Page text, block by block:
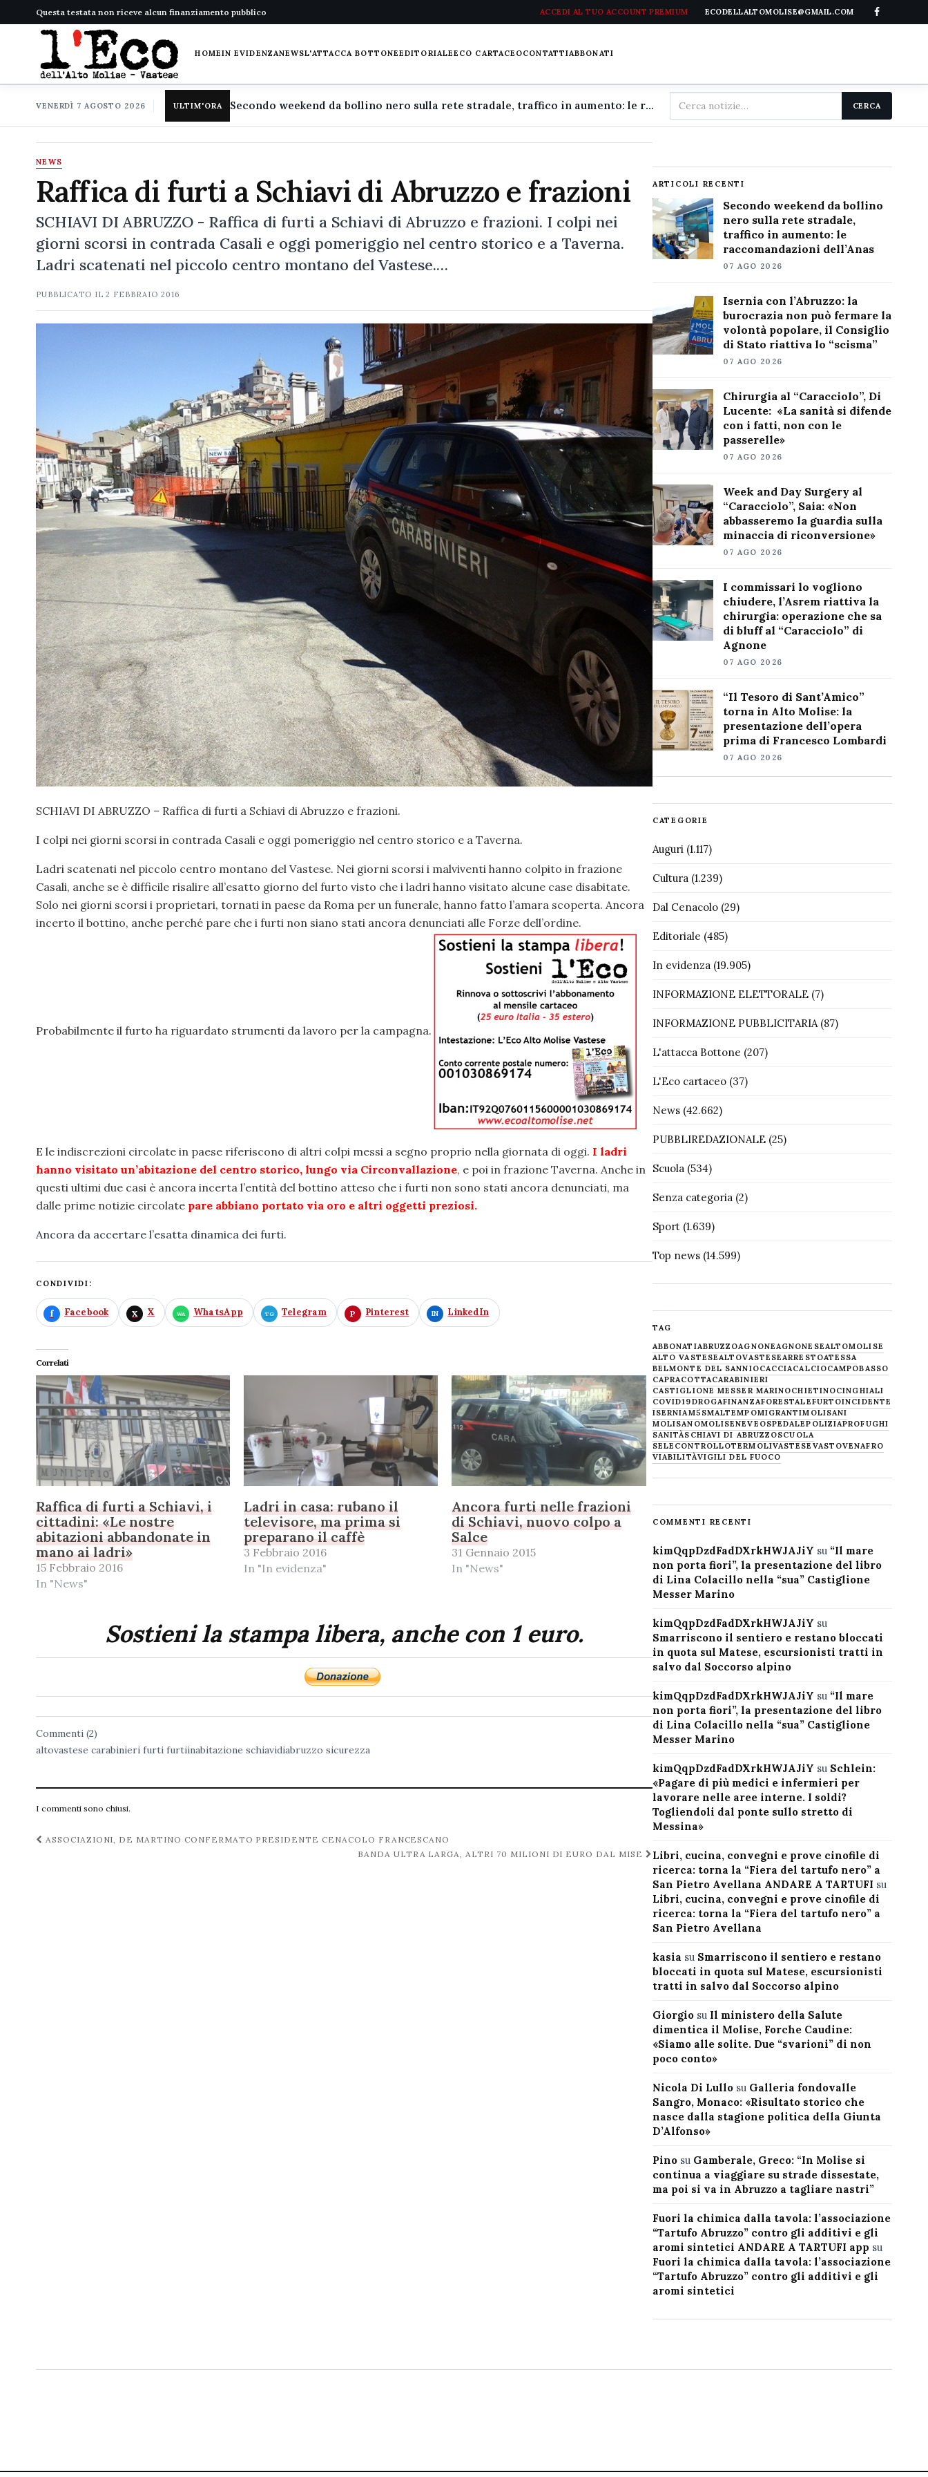
Questa testata non riceve alcun finanziamento pubblico ACCEDI AL TUO ACCOUNT PREMIUM ECODELLALTOMOLISE@GMAIL.COM
HOMEIN EVIDENZANEWSL'ATTACCA BOTTONEEDITORIALEECO CARTACEOCONTATTIABBONATI
VENERDÌ 7 AGOSTO 2026 ULTIM'ORA Secondo weekend da bollino nero sulla rete stradale, traffico in aumento: le raccomandazioni dell'Anas
Cerca
nel
CERCA
NEWS
Raffica di furti a Schiavi di Abruzzo e frazioni
SCHIAVI DI ABRUZZO - Raffica di furti a Schiavi di Abruzzo e frazioni. I colpi nei
giorni scorsi in contrada Casali e oggi pomeriggio nel centro storico e a Taverna.
Ladri scatenati nel piccolo centro montano del Vastese.…
PUBBLICATO IL2 FEBBRAIO 2016
SCHIAVI DI ABRUZZO – Raffica di furti a Schiavi di Abruzzo e frazioni.
I colpi nei giorni scorsi in contrada Casali e oggi pomeriggio nel centro storico e a Taverna.
Ladri scatenati nel piccolo centro montano del Vastese. Nei giorni scorsi i malviventi hanno colpito in frazione
Casali, anche se è difficile risalire all’esatto giorno del furto visto che i ladri hanno visitato alcune case disabitate.
Solo nei giorni scorsi i proprietari, tornati in paese da Roma per un funerale, hanno fatto l’amara scoperta. Ancora
incerto il bottino, anche perché pare che i furti non siano stati ancora denunciati alle Forze dell’ordine.
Probabilmente il furto ha riguardato strumenti da lavoro per la campagna.
E le indiscrezioni circolate in paese riferiscono di altri colpi messi a segno proprio nella giornata di oggi. I ladri
hanno visitato un’abitazione del centro storico, lungo via Circonvallazione, e poi in frazione Taverna. Anche in
questi ultimi due casi è ancora incerta l’entità del bottino atteso che i furti non sono stati ancora denunciati, ma
dalle prime notizie circolate pare abbiano portato via oro e altri oggetti preziosi.
Ancora da accertare l’esatta dinamica dei furti.
CONDIVIDI:
Facebook X WhatsApp Telegram Pinterest LinkedIn
Correlati
Raffica di furti a Schiavi, i
cittadini: «Le nostre
abitazioni abbandonate in
mano ai ladri»
15 Febbraio 2016
In "News"
Ladri in casa: rubano il
televisore, ma prima si
preparano il caffè
3 Febbraio 2016
In "In evidenza"
Ancora furti nelle frazioni
di Schiavi, nuovo colpo a
Salce
31 Gennaio 2015
In "News"
Sostieni la stampa libera, anche con 1 euro.
Commenti (2)
altovastese carabinieri furti furtiinabitazione schiavidiabruzzo sicurezza
I commenti sono chiusi.
Navigazione
ASSOCIAZIONI, DE MARTINO CONFERMATO PRESIDENTE CENACOLO FRANCESCANO
BANDA ULTRA LARGA, ALTRI 70 MILIONI DI EURO DAL MISE
ARTICOLI RECENTI
Secondo weekend da bollino
nero sulla rete stradale,
traffico in aumento: le
raccomandazioni dell’Anas
07 AGO 2026
Isernia con l’Abruzzo: la
burocrazia non può fermare la
volontà popolare, il Consiglio
di Stato riattiva lo “scisma”
07 AGO 2026
Chirurgia al “Caracciolo”, Di
Lucente: «La sanità si difende
con i fatti, non con le
passerelle»
07 AGO 2026
Week and Day Surgery al
“Caracciolo”, Saia: «Non
abbasseremo la guardia sulla
minaccia di riconversione»
07 AGO 2026
I commissari lo vogliono
chiudere, l’Asrem riattiva la
chirurgia: operazione che sa
di bluff al “Caracciolo” di
Agnone
07 AGO 2026
“Il Tesoro di Sant’Amico”
torna in Alto Molise: la
presentazione dell’opera
prima di Francesco Lombardi
07 AGO 2026
CATEGORIE
Auguri(1.117)
Cultura(1.239)
Dal Cenacolo(29)
Editoriale (485)
In evidenza(19.905)
INFORMAZIONE ELETTORALE(7)
INFORMAZIONE PUBBLICITARIA(87)
L'attacca Bottone (207)
L'Eco cartaceo(37)
News(42.662)
PUBBLIREDAZIONALE(25)
Scuola(534)
Senza categoria(2)
Sport(1.639)
Top news(14.599)
TAG
ABBONATIABRUZZOAGNONEAGNONESEALTOMOLISE
ALTO VASTESEALTOVASTESEARRESTOATESSA
BELMONTE DEL SANNIOCACCIACALCIOCAMPOBASSO
CAPRACOTTACARABINIERI
CASTIGLIONE MESSER MARINOCHIETINOCINGHIALI
COVID19DROGAFINANZAFORESTALEFURTOINCIDENTE
ISERNIAM5SMALTEMPOMIGRANTIMOLISANI
MOLISANOMOLISENEVE OSPEDALEPOLIZIAPROFUGHI
SANITÀSCHIAVI DI ABRUZZOSCUOLA
SELECONTROLLOTERMOLIVASTESE VASTOVENAFRO
VIABILITÀVIGILI DEL FUOCO
COMMENTI RECENTI
kimQqpDzdFadDXrkHWJAJiY su “Il mare
non porta fiori”, la presentazione del libro
di Lina Colacillo nella “sua” Castiglione
Messer Marino
kimQqpDzdFadDXrkHWJAJiY su
Smarriscono il sentiero e restano bloccati
in quota sul Matese, escursionisti tratti in
salvo dal Soccorso alpino
kimQqpDzdFadDXrkHWJAJiY su “Il mare
non porta fiori”, la presentazione del libro
di Lina Colacillo nella “sua” Castiglione
Messer Marino
kimQqpDzdFadDXrkHWJAJiY su Schlein:
«Pagare di più medici e infermieri per
lavorare nelle aree interne. I soldi?
Togliendoli dal ponte sullo stretto di
Messina»
Libri, cucina, convegni e prove cinofile di
ricerca: torna la “Fiera del tartufo nero” a
San Pietro Avellana ANDARE A TARTUFI su
Libri, cucina, convegni e prove cinofile di
ricerca: torna la “Fiera del tartufo nero” a
San Pietro Avellana
kasia su Smarriscono il sentiero e restano
bloccati in quota sul Matese, escursionisti
tratti in salvo dal Soccorso alpino
Giorgiosu Il ministero della Salute
dimentica il Molise, Forche Caudine:
«Siamo alle solite. Due “svarioni” di non
poco conto»
Nicola Di Lullosu Galleria fondovalle
Sangro, Monaco: «Risultato storico che
nasce dalla stagione politica della Giunta
D’Alfonso»
Pinosu Gamberale, Greco: “In Molise si
continua a viaggiare su strade dissestate,
ma poi si va in Abruzzo a tagliare nastri”
Fuori la chimica dalla tavola: l’associazione
“Tartufo Abruzzo” contro gli additivi e gli
aromi sintetici ANDARE A TARTUFI app su
Fuori la chimica dalla tavola: l’associazione
“Tartufo Abruzzo” contro gli additivi e gli
aromi sintetici